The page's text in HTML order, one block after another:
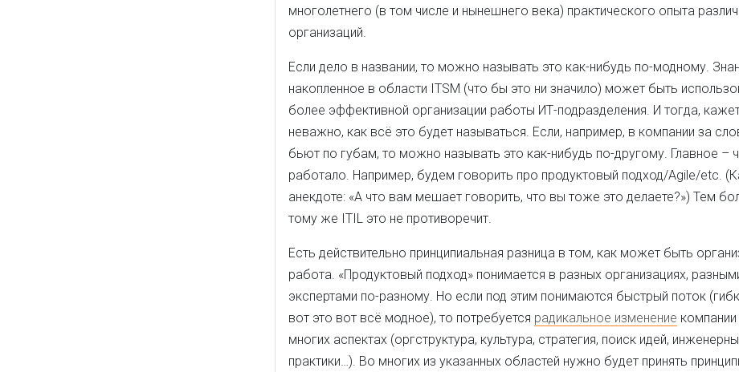
многолетнего (в том числе и нынешнего века) практического опыта
организаций.
Если дело в названии, то можно называть это как-нибудь по-модному.
накопленное в области ITSM (что бы это ни значило) может быть
более эффективной организации работы ИТ-подразделения. И тогда,
неважно, как всё это будет называться. Если, например, в компании за
бьют по губам, то можно называть это как-нибудь по-другому. Главное –
работало. Например, будем говорить про продуктовый подход/Agile/etc.
анекдоте: «А что вам мешает говорить, что вы тоже это делаете?») Тем
тому же ITIL это не противоречит.
Есть действительно принципиальная разница в том, как может быть
работа. «Продуктовый подход» понимается в разных организациях,
экспертами по-разному. Но если под этим понимаются быстрый поток
вот это вот всё модное), то потребуется радикальное изменение
многих аспектах (оргструктура, культура, стратегия, поиск идей,
практики…). Во многих из указанных областей нужно будет принять